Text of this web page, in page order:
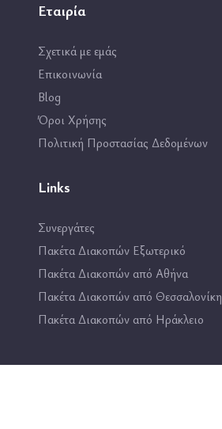
Εταιρία
Σχετικά με εμάς
Επικοινωνία
Blog
Όροι Χρήσης
Πολιτική Προστασίας Δεδομένων
Links
Συνεργάτες
Πακέτα Διακοπών Εξωτερικό
Πακέτα Διακοπών από Αθήνα
Πακέτα Διακοπών από Θεσσαλονίκη
Πακέτα Διακοπών από Ηράκλειο